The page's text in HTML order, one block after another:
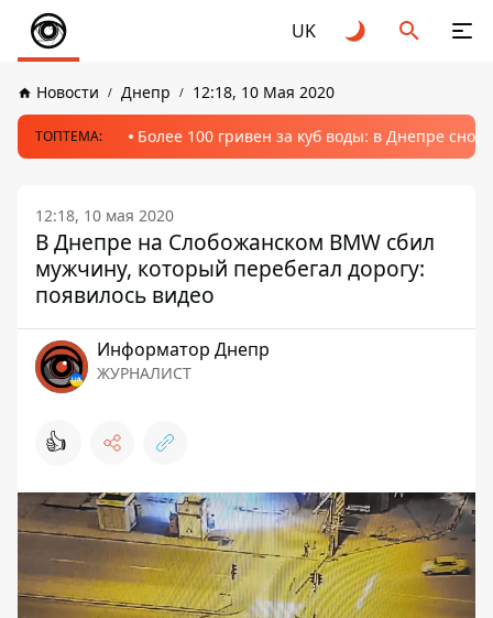
UK
Новости Днепр 12:18, 10 Мая 2020
ТОПТЕМА: Более 100 гривен за куб воды: в Днепре
12:18, 10 мая 2020
В Днепре на Слобожанском BMW сбил
мужчину, который перебегал дорогу:
появилось видео
Информатор Днепр
ЖУРНАЛИСТ
👍